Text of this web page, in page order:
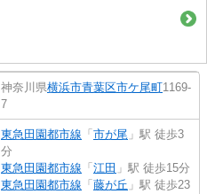
神奈川県横浜市青葉区市ケ尾町1169-
7
東急田園都市線 「 市が尾 」駅 徒歩3
分
東急田園都市線 「 江田 」駅 徒歩15分
東急田園都市線 「 藤が丘 」駅 徒歩23